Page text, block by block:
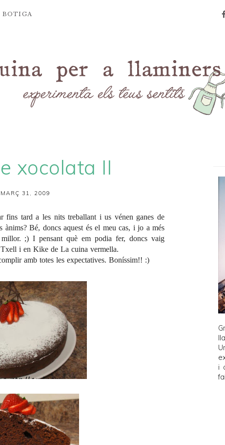
BOTIGA
xocolata II
31, 2009
fins tard a les nits treballant i us vénen ganes de
ànims? Bé, doncs aquest és el meu cas, i jo a més
;) I pensant què em podia fer, doncs vaig
Txell i en Kike de La cuina vermella.
amb totes les expectatives. Boníssim!! :)
i